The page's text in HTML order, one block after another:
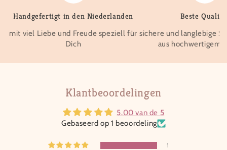
Handgefertigt in den Niederlanden
mit viel Liebe und Freude speziell für
Dich
Beste
sichere und langlebige
aus hochwertigem
Klantbeoordelingen
5.00 van de 5
Gebaseerd op 1 beoordeling
1